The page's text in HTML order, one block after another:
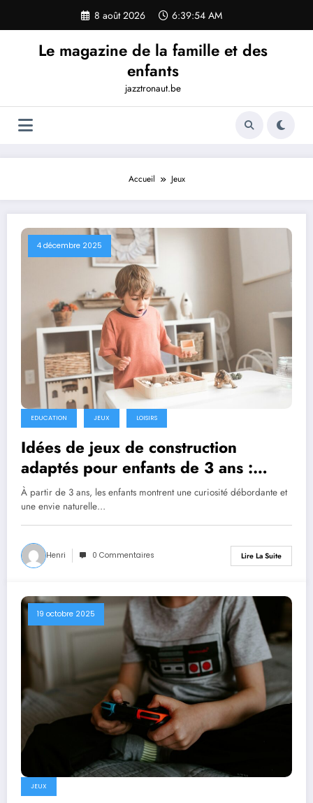
contenu
8 août 2026 6:39:56 AM
Le magazine de la famille et des
enfants
jazztronaut.be
Accueil Jeux
4 décembre 2025
EDUCATION JEUX LOISIRS
Idées de jeux de construction
adaptés pour enfants de 3 ans :
stimuler la créativité dès le plus
jeune âge
À partir de 3 ans, les enfants montrent une curiosité débordante et
une envie naturelle…
Henri 0 Commentaires Lire La Suite
19 octobre 2025
JEUX